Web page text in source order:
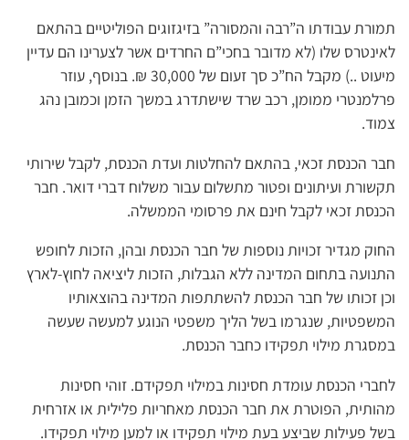
תמורת עבודתו ה”רבה והמסורה” בזיגזוגים הפוליטיים בהתאם
לאינטרס שלו (לא מדובר בחכי”ם החרדים אשר לצערינו הם עדיין
מיעוט ..) מקבל הח”כ סך זעום של 30,000 ₪. בנוסף, עוזר
פרלמנטרי ממומן, רכב שרד שישתדרג במשך הזמן וכמובן נהג
צמוד.
חבר הכנסת זכאי, בהתאם להחלטות ועדת הכנסת, לקבל שירותי
תקשורת ועיתונים ופטור מתשלום עבור משלוח דברי דואר. חבר
הכנסת זכאי לקבל חינם את פרסומי הממשלה.
החוק מגדיר זכויות נוספות של חבר הכנסת ובהן, הזכות לחופש
התנועה בתחום המדינה ללא הגבלות, הזכות ליציאה לחוץ-לארץ
וכן זכותו של חבר הכנסת להשתתפות המדינה בהוצאותיו
המשפטיות, שנגרמו בשל הליך משפטי הנוגע למעשה שעשה
במסגרת מילוי תפקידו כחבר הכנסת.
לחברי הכנסת עומדת חסינות במילוי תפקידם. זוהי חסינות
מהותית, הפוטרת את חבר הכנסת מאחריות פלילית או אזרחית
בשל פעילות שביצע בעת מילוי תפקידו או למען מילוי תפקידו.